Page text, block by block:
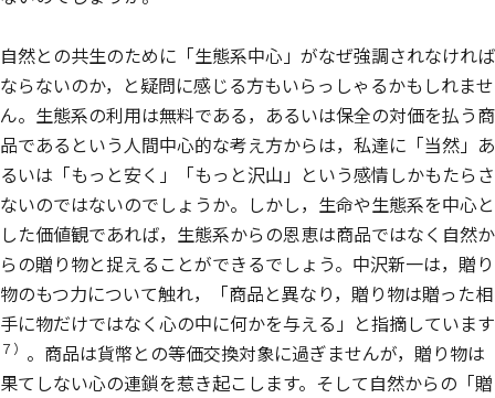
自然との共生のために「生態系中心」がなぜ強調されなければ
ならないのか，と疑問に感じる方もいらっしゃるかもしれませ
ん。生態系の利用は無料である，あるいは保全の対価を払う商
品であるという人間中心的な考え方からは，私達に「当然」あ
るいは「もっと安く」「もっと沢山」という感情しかもたらさ
ないのではないのでしょうか。しかし，生命や生態系を中心と
した価値観であれば，生態系からの恩恵は商品ではなく自然か
らの贈り物と捉えることができるでしょう。中沢新一は，贈り
物のもつ力について触れ，「商品と異なり，贈り物は贈った相
手に物だけではなく心の中に何かを与える」と指摘しています
７） 。商品は貨幣との等価交換対象に過ぎませんが，贈り物は
果てしない心の連鎖を惹き起こします。そして自然からの「贈